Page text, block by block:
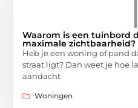
Waarom is een tuinbord
maximale zichtbaarheid?
Heb je een woning of pand
straat ligt? Dan weet je hoe
aandacht
Woningen